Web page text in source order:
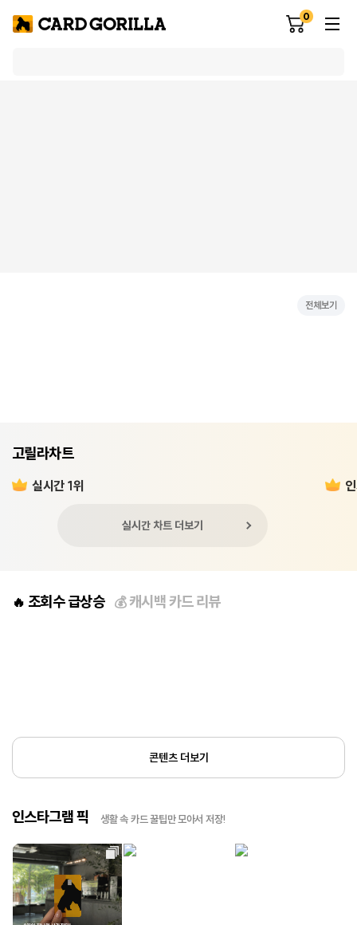
0
전체보기
고릴라차트
실시간 1위
실시간 차트 더보기
🔥 조회수 급상승 💰캐시백 카드 리뷰
콘텐츠 더보기
인스타그램 픽 생활 속 카드 꿀팁만 모아서 저장!